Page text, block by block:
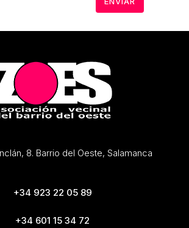
8. Barrio del Oeste, Salamanca
+34 923 22 05 89
+34 601 15 34 72